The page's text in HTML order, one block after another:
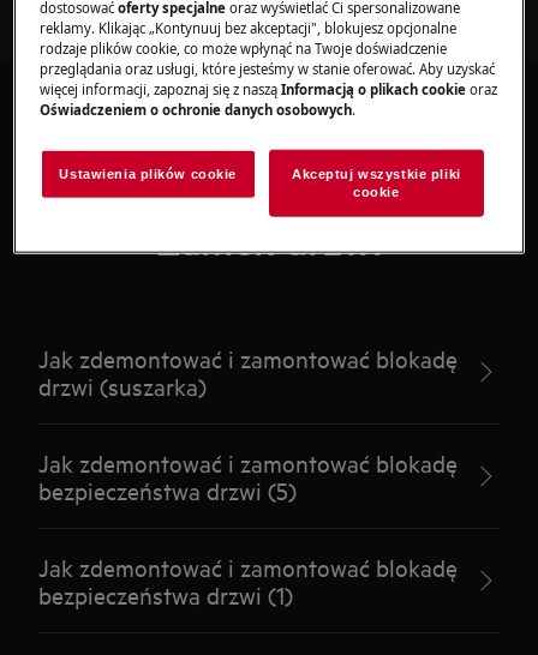
Polecane artykuły dla
Zamek drzwi
Jak zdemontować i zamontować blokadę
drzwi (suszarka)
Jak zdemontować i zamontować blokadę
bezpieczeństwa drzwi (5)
Jak zdemontować i zamontować blokadę
bezpieczeństwa drzwi (1)
dostosowaćoferty specjalne oraz wyświetlać Ci spersonalizowane
reklamy. Klikając „Kontynuuj bez akceptacji", blokujesz opcjonalne
rodzaje plików cookie, co może wpłynąć na Twoje doświadczenie
przeglądania oraz usługi, które jesteśmy w stanie oferować. Aby uzyskać
więcej informacji, zapoznaj się z nasząInformacją o plikach cookie oraz
Oświadczeniem o ochronie danych osobowych.
Ustawienia plików cookie
Akceptuj wszystkie pliki
cookie